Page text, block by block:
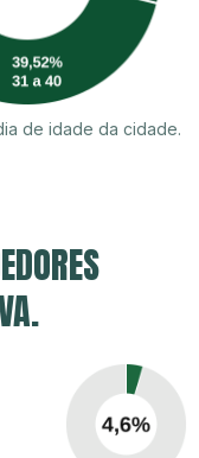
de idade da cidade.